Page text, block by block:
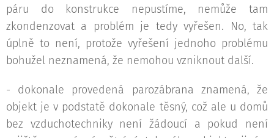
páru do konstrukce nepustíme, nemůže tam
zkondenzovat a problém je tedy vyřešen. No, tak
úplně to není, protože vyřešení jednoho problému
bohužel neznamená, že nemohou vzniknout další.
- dokonale provedená parozábrana znamená, že
objekt je v podstatě dokonale těsný, což ale u domů
bez vzduchotechniky není žádoucí a pokud není